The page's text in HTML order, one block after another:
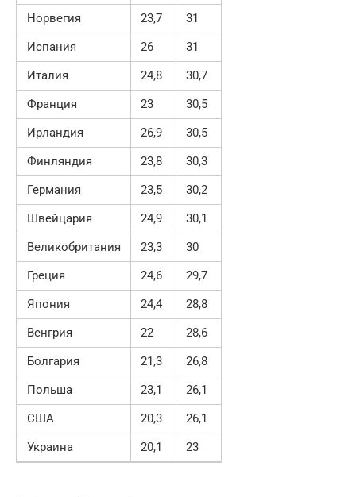
Норвегия 23,7
31
Испания
26
31
Италия
24,8
30,7
Франция
23
30,5
Ирландия
26,9
30,5
Финляндия
23,8
30,3
Германия
23,5
30,2
Швейцария
24,9
30,1
Великобритания
23,3
30
Греция
24,6
29,7
Япония
24,4
28,8
Венгрия
22
28,6
Болгария
21,3
26,8
Польша
23,1
26,1
США
20,3
26,1
Украина
20,1 23